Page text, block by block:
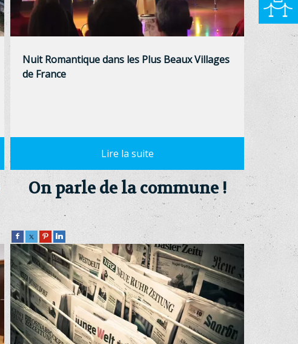
Nuit Romantique dans les Plus Beaux Villages
de France
On parle de la commune !